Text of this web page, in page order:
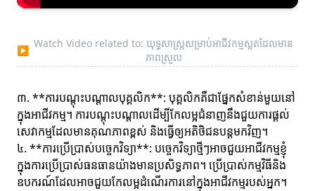
▶
Watch Video related to: យុទ្ធសាស្ត្រសម្រាប់អាជីវកម្មស្លតដែលមាន
ភាពស្រួល
៣. **ការបណ្តុះបណ្តាលបុគ្គលិក**: បុគ្គលិកគឺជាផ្នែកសំខាន់មួយនៅ
ក្នុងអាជីវកម្ម។ ការបណ្តុះបណ្តាលដើម្បីកែលម្អជំនាញនឹងជួយការផ្តល់
សេវាកម្មដែលមានគុណភាពខ្ពស់ និងធ្វើឲ្យអតិថិជនបន្តមកវិញ។
៤. **ការប្រើប្រាស់បច្ចេកវិទ្យា**: បច្ចេកវិទ្យាថ្មីៗអាចជួយអាជីវកម្មខ្ញុំ
ក្នុងការប្រើប្រាស់ធនធានយ៉ាងមានប្រសិទ្ធភាព។ ប្រើប្រាស់កម្មវិធីនិង
ឧបករណ៍ដែលអាចជួយកែលម្អដំណើរការនៅក្នុងអាជីវកម្មរបស់អ្នក។